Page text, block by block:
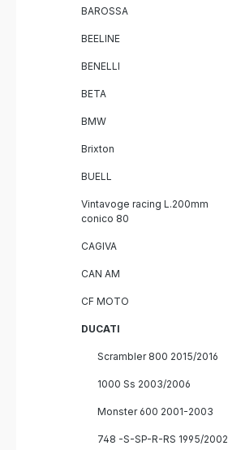
BAROSSA
BEELINE
BENELLI
BETA
BMW
Brixton
BUELL
Vintavoge racing L.200mm
conico 80
CAGIVA
CAN AM
CF MOTO
DUCATI
Scrambler 800 2015/2016
1000 Ss 2003/2006
Monster 600 2001-2003
748 -S-SP-R-RS 1995/2002